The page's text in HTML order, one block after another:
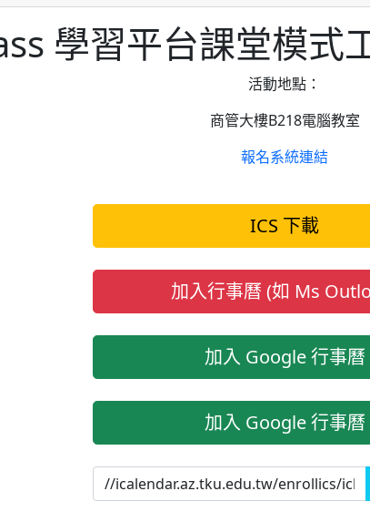
學習平台課堂模式
活動地點：
商管大樓B218電腦教室
報名系統連結
ICS 下載
加入行事曆 (如 Ms
加入 Google 行事曆
加入 Google 行事曆